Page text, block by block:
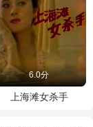
6.0分
上海滩女杀手